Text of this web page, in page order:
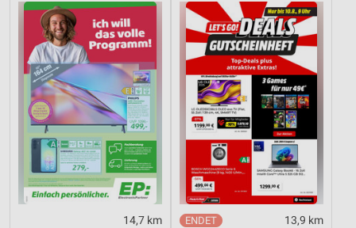
14,7 km 13,9 km
Inhalten
IAB-Besonderheiten:
Verwendung genauer Standortdaten
Geräte anhand von aktiv angeforderten
Informationen identifizieren
Nicht-IAB-Verarbeitungszwecke:
Notwendig
Performance